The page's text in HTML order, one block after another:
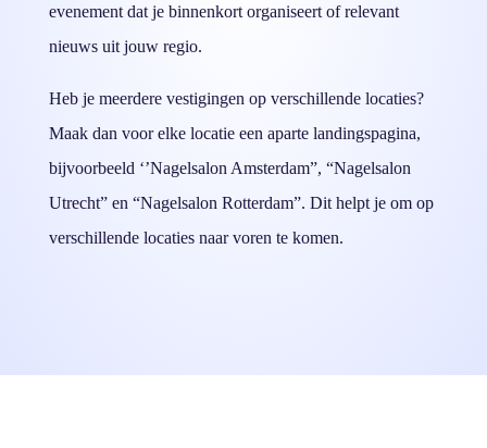
evenement dat je binnenkort organiseert of relevant
nieuws uit jouw regio.
Heb je meerdere vestigingen op verschillende locaties?
Maak dan voor elke locatie een aparte landingspagina,
bijvoorbeeld ‘’Nagelsalon Amsterdam”, “Nagelsalon
Utrecht” en “Nagelsalon Rotterdam”. Dit helpt je om op
verschillende locaties naar voren te komen.